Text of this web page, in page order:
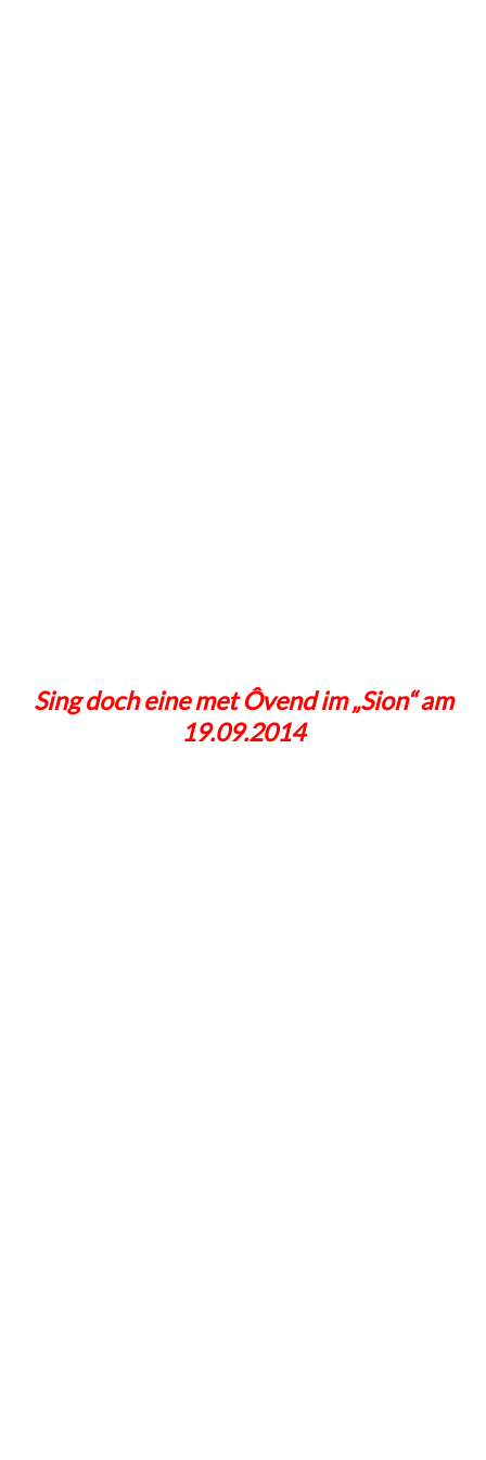
Sing doch eine met Ôvend im „Sion“ am
19.09.2014